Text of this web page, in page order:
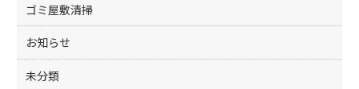
ゴミ屋敷清掃
お知らせ
未分類